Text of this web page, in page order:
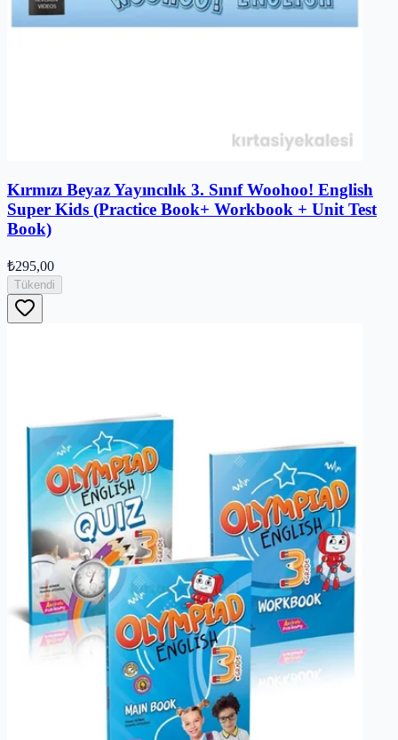
Kırmızı Beyaz Yayıncılık 3. Sınıf Woohoo! English
Super Kids (Practice Book+ Workbook + Unit Test
Book)
₺295,00
Tükendi